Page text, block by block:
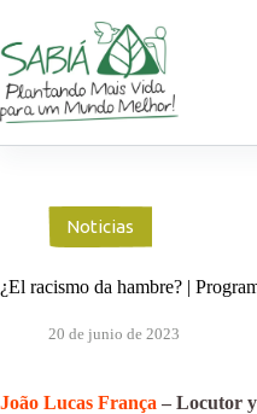
contenido
Noticias
¿El racismo da hambre? |
20 de junio de 2023
João Lucas França – Locutor